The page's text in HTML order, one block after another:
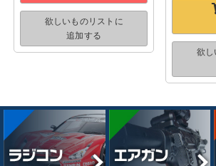
欲しいものリストに
追加する
欲